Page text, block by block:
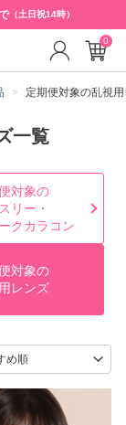
（土日祝14時）
定期便対象の乱視
一覧
対象の
リー・
クカラコン
対象の
レンズ
0